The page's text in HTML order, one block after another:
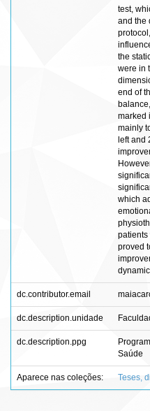
test,
and the
the
were in
end of
marked
mainly
left and
which
patients
proved
dc.contributor.email
dc.description.unidade
dc.description.ppg
Saúde
Aparece nas coleções: Teses,